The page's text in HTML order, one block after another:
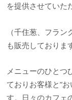
を提供させていた
（千住葱、フラ
も販売しておりま
メニューのひとつ
ておりお客様と”
す。日々のカフェ